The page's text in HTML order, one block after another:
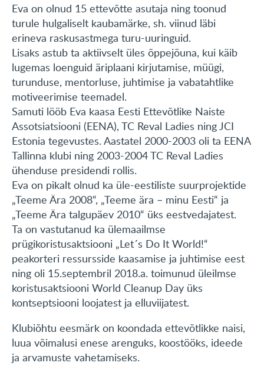
Eva on olnud 15 ettevõtte asutaja ning toonud
turule hulgaliselt kaubamärke, sh. viinud läbi
erineva raskusastmega turu-uuringuid.
Lisaks astub ta aktiivselt üles õppejõuna, kui käib
lugemas loenguid äriplaani kirjutamise, müügi,
turunduse, mentorluse, juhtimise ja vabatahtlike
motiveerimise teemadel.
Samuti lööb Eva kaasa Eesti Ettevõtlike Naiste
Assotsiatsiooni (EENA), TC Reval Ladies ning JCI
Estonia tegevustes. Aastatel 2000-2003 oli ta EENA
Tallinna klubi ning 2003-2004 TC Reval Ladies
ühenduse presidendi rollis.
Eva on pikalt olnud ka üle-eestiliste suurprojektide
„Teeme Ära 2008“, „Teeme ära – minu Eesti“ ja
„Teeme Ära talgupäev 2010“ üks eestvedajatest.
Ta on vastutanud ka ülemaailmse
prügikoristusaktsiooni „Let´s Do It World!“
peakorteri ressursside kaasamise ja juhtimise eest
ning oli 15.septembril 2018.a. toimunud üleilmse
koristusaktsiooni World Cleanup Day üks
kontseptsiooni loojatest ja elluviijatest.
Klubiõhtu eesmärk on koondada ettevõtlikke naisi,
luua võimalusi enese arenguks, koostööks, ideede
ja arvamuste vahetamiseks.